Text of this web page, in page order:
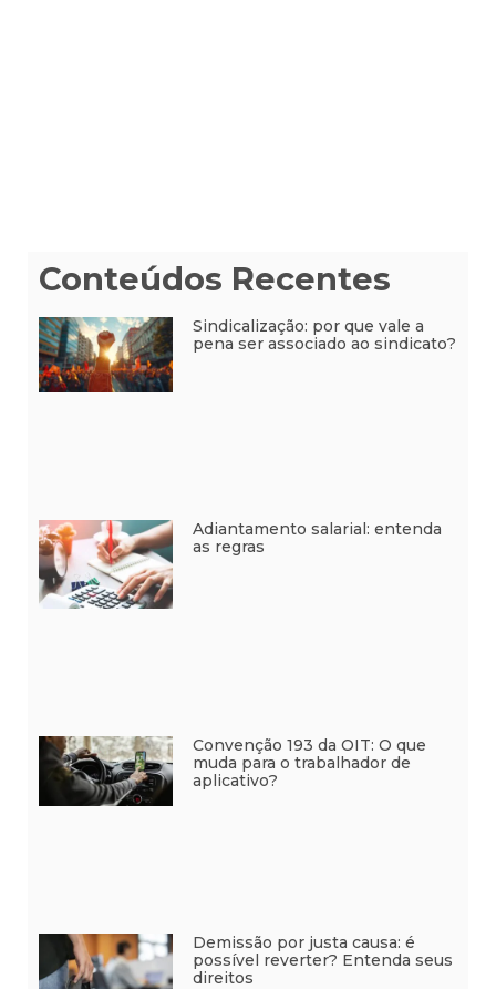
Conteúdos Recentes
Sindicalização: por que vale a
pena ser associado ao sindicato?
Adiantamento salarial: entenda
as regras
Convenção 193 da OIT: O que
muda para o trabalhador de
aplicativo?
Demissão por justa causa: é
possível reverter? Entenda seus
direitos